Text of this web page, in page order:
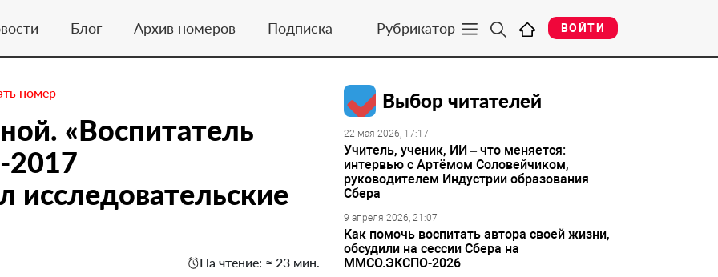
Блог Архив номеров Подписка Рубрикатор ВОЙТИ
номер
«Воспитатель
2017
исследовательские
На чтение: ≈ 23 мин.
Выбор читателей
22 мая 2026, 17:17
Учитель, ученик, ИИ – что меняется:
интервью с Артёмом Соловейчиком,
руководителем Индустрии образования
Сбера
9 апреля 2026, 21:07
Как помочь воспитать автора своей жизни,
обсудили на сессии Сбера на
ММСО.ЭКСПО-2026